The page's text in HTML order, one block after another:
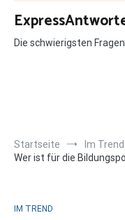
Zum
Inhalt
springen
Die schwierigsten
Startseite
Im Trend
Wer ist für die
IM TREND